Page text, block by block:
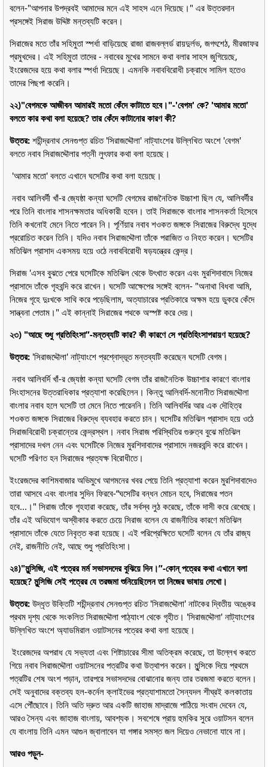
বলেন-"আপনার উপদ্রবই আমাদের মনে এই সাহস এনে দিয়েছে।" এর উত্তরদান
প্রসঙ্গেই সিরাজ উদ্দিষ্ট মন্তব্যটি করেন।
সিরাজের মতে তাঁর সহিমুতা স্পর্ধা বাড়িয়েছে রাজা রাজবল্লর্ড রায়দুর্লভ, জগৎশেঠ, মীরজাফর
প্রমুখদের। এই সহিমুতা তাদের - নবাবের মুখের সামনে কথা বলার সাহস জুগিয়েছে,
ইংরেজদের হয়ে কথা বলার স্পর্ধা দিয়েছে। এমনকি নবাববিরোধী চক্রাধে সামিল হতেও
তাদের পিছপা করেনি।
২২)"বেগমকে আজীবন আমারই মতো কেঁদে কাটাতে হবে।"-'বেগম' কে? 'আমার মতো'
বলতে কার কথা বলা হয়েছে? তার কেঁদে কাটানোর কারণ কী?
উত্তর: শচীন্দ্রনাথ সেনগুপ্ত রচিত 'সিরাজদ্দৌলা' নাট্যাংশের উল্লিখিত অংশে 'বেগম'
বলতে নবাব সিরাজদ্দৌলার পত্নী লুৎফার কথা বলা হয়েছে।
'আমার মতো' বলতে এখানে ঘসেটির কথা বলা হয়েছে।
নবাব আলিবর্দী খাঁ-র জ্যেষ্ঠা কন্যা ঘসেটি বেগমের রাজনৈতিক উচ্চাশা ছিল যে, আলিবর্দীর
পরে তিনি বাংলার শাসনক্ষমতার অধিকারী হবেন। তাই সিরাজকে বাংলার শাসনকর্তা হিসেবে
তিনি কখনোই মেনে নিতে পারেন নি। পূর্ণিয়ার নবাব শওকত জঙ্গকে সিরাজের বিরুদ্ধে যুদ্ধে
প্ররোচিত করেন তিনি। যদিও নবাব সিরাজদ্দৌলা তাঁকে পরাজিত ও নিহত করেন। ঘসেটির
মতিঝিল প্রাসাদ একসময় হয়ে ওঠে নবাববিরোধী ষড়যন্ত্রের কেন্দ্র।
সিরাজ 'এসব বুঝতে পেরে ঘসেটিকে মতিঝিল থেকে উৎখাত করেন এবং মুরশিদাবাদে নিজের
প্রাসাদে তাঁকে গৃহবন্দি করে রাখেন। ঘসেটি আক্ষেপের সঙ্গেই বলেন- "অনাথা বিধবা আমি,
নিজের গৃহে দুঃখকে সাথি করে পড়েছিলাম, অত্যাচারের প্রতিকারে অক্ষম হয়ে ডুকরে কেঁদে
সান্ত্বনা পেতাম।" এই কান্নাই সিরাজের পথকে অস্পষ্ট করে দেয়।
২৩) "আছে শুধু প্রতিহিংসা”-মন্তব্যটি কার? কী কারণে সে প্রতিহিংসাপরায়ণ হয়েছে?
উত্তর: 'সিরাজদ্দৌলা' নাট্যাংশে প্রশ্নোদ্ভূত মন্তব্যটি করেছেন ঘসেটি বেগম।
নবাব আলিবর্দি খাঁ-র জ্যেষ্ঠা কন্যা ঘসেটি বেগম তাঁর রাজনৈতিক উচ্চাশার কারণে বাংলার
সিংহাসনের উত্তরাধিকার প্রত্যাশা করেছিলেন। কিন্তু আলিবর্দি-মনোনীত সিরাজদ্দৌলা
বাংলার নবাব হলে ঘসেটি তা মেনে নিতে পারেননি। তিনি আলিবর্দির আর এক দৌহিত্র
শওকত জঙ্গকে সিরাজের বিরুদ্ধে ব্যবহার করতে চান। ঘসেটির মতিঝিল প্রাসাদ হয়ে ওঠে
সিরাজবিরোধী চক্রান্তের কেন্দ্রস্থল। নবাব সিরাজ পরিস্থিতির গুরুত্ব বুঝে মতিঝিল
প্রাসাদের দখল নেন এবং ঘসেটিকে নিজের মুরশিদাবাদের প্রাসাদে নজরবন্দি করে রাখেন।
ঘসেটি পরিণত হন সিরাজের প্রত্যক্ষ বিরোধীতে।
ইংরেজদের কাশিমবাজার অভিমুখে আগমনের খবর পেয়ে তিনি প্রত্যাশা করেন মুরশিদাবাদেও
তারা আসবে এবং বাংলার সুদিন ফিরবে-“ঘসেটির বন্ধন মোচন হবে, সিরাজের পতন
হবে...।" সিরাজ তাঁকে গৃহহারা করেছে, তাঁর সর্বস্ব লুঠ করেছে, তাঁকে দাসী করে রেখেছে।
তাঁর এই অভিযোগ অস্বীকার করতে চেয়ে সিরাজ বলেন যে রাজনীতির কারণে মতিঝিল
প্রাসাদে তাঁকে যেতে নিবৃত্ত করা হয়েছে। এই পরিপ্রেক্ষিতে ঘসেটি বলেন যে তাঁর রাজ্য
নেই, রাজনীতি নেই, আছে শুধু প্রতিহিংসা।
২৪)"মুন্সিজি, এই পত্রের মর্ম সভাসদদের বুঝিয়ে দিন।”-কোন্ পত্রের কথা এখানে বলা
হয়েছে? মুন্সিজি সেই পত্রের যে তরজমা শুনিয়েছিলেন তা নিজের ভাষায় লেখো।
উত্তর: উদ্ধৃত উক্তিটি শচীন্দ্রনাথ সেনগুপ্ত রচিত 'সিরাজদ্দৌলা' নাটকের দ্বিতীয় অঙ্কের
প্রথম দৃশ্য থেকে সংকলিত সিরাজদ্দৌলা পাঠ্যাংশ থেকে গৃহীত। 'সিরাজদ্দৌলা' নাট্যাংশের
উল্লিখিত অংশে অ্যাডমিরাল ওয়াটসনের পত্রের কথা বলা হয়েছে।
ইংরেজদের অপরাধ যে সভ্যতা এবং শিষ্টাচারের সীমা অতিক্রম করেছে, তা উল্লেখ করতে
গিয়ে নবাব সিরাজদ্দৌলা ওয়াটসনের পত্রটির কথা উত্থাপন করেন। মুন্সিকে দিয়ে প্রথমে
পত্রটির শেষ অংশ পড়ান, তারপরে সভাসদদের বোঝানোর জন্য তার তরজমা করতে বলেন।
সেই অনুবাদের বক্তব্য হল-কর্নেল ক্লাইভের প্রত্যাশামতো সৈন্যদল শীঘ্রই কলকাতায়
এসে পৌঁছোবে। তিনি অতি দ্রুত আর একটি জাহাজ মাদ্রাজে পাঠিয়ে সংবাদ দেবেন যে,
আরও সৈন্য এবং জাহাজ বাংলায়, আবশ্যক। সবশেষে প্রায় হুমকির সুরে ওয়াটসন বলেন
যে বাংলায় তিনি এমন আগুন জ্বালাবেন যা গঙ্গার সমস্ত জল দিয়েও নেভানো যাবে না।
আরও পড়ুন-